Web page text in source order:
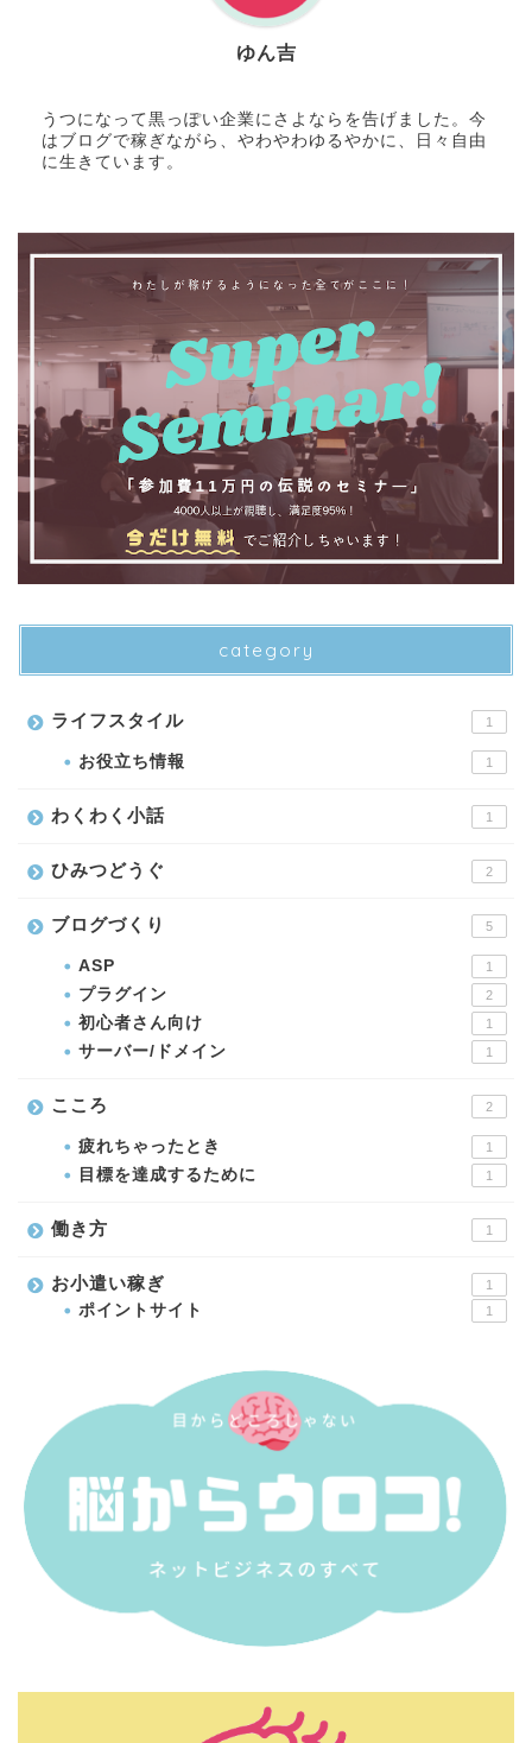
ゆん吉
うつになって黒っぽい企業にさよならを告げました。今
はブログで稼ぎながら、やわやわゆるやかに、日々自由
に生きています。
category
ライフスタイル 1
お役立ち情報 1
わくわく小話 1
ひみつどうぐ 2
ブログづくり 5
ASP 1
プラグイン 2
初心者さん向け 1
サーバー/ドメイン 1
こころ 2
疲れちゃったとき 1
目標を達成するために 1
働き方 1
お小遣い稼ぎ 1
ポイントサイト 1